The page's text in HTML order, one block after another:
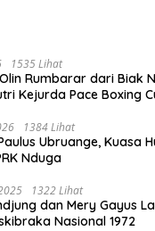
1535 Lihat
Rumbarar dari Biak
Kejurda Pace Boxing
1384 Lihat
Ubruange, Kuasa
Nduga
1322 Lihat
dan Mery Gayus
Nasional 1972